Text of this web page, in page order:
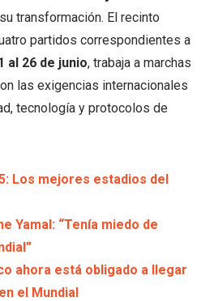
transformación. El recinto
partidos correspondientes a
al 26 de junio, trabaja a marchas
las exigencias internacionales
tecnología y protocolos de
Los mejores estadios del
Yamal: “Tenía miedo de
ahora está obligado a llegar
el Mundial